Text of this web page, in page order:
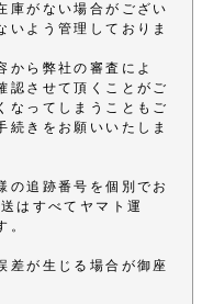
庫がない場合がござい
いよう管理しておりま
から弊社の審査によ
認させて頂くことがご
なってしまうこともご
続きをお願いいたしま
の追跡番号を個別でお
はすべてヤマト運
。
差が生じる場合が御座